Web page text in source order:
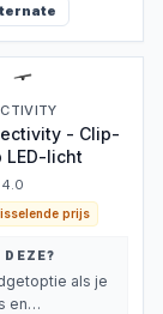
- Clip-
LED-licht
4.0
prijs
DEZE?
als je
en